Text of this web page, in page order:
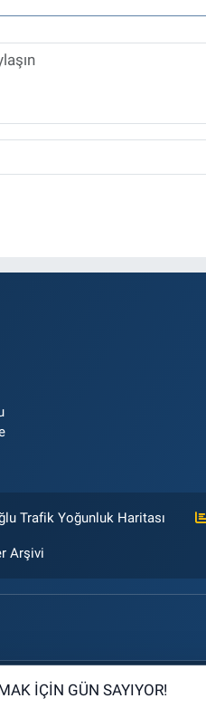
Trafik Yoğunluk Haritası
Arşivi
İÇİN GÜN SAYIYOR!